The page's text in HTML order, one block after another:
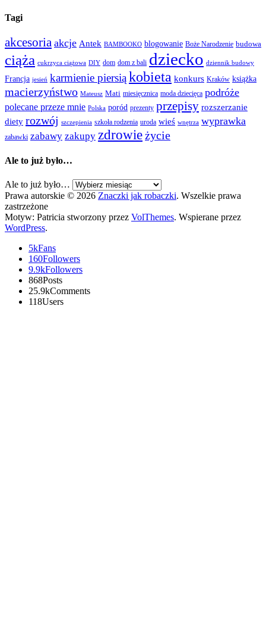
Tagi
akcesoria akcje Antek BAMBOOKO blogowanie Boże Narodzenie budowa
ciąża cukrzyca ciążowa DIY dom dom z bali dziecko dziennik budowy
Francja jesień karmienie piersiąkobieta konkurs Kraków książka
macierzyństwo Mateusz Mati miesięcznica moda dziecięca podróże
polecane przeze mnie Polska poród prezenty przepisy rozszerzanie
diety rozwój szczepienia szkoła rodzenia uroda wieś wnętrza wyprawka
zabawki zabawy zakupy zdrowieżycie
Ale to już było…
Ale to już było…
Prawa autorskie © 2026 Znaczki jak robaczki. Wszelkie prawa
zastrzeżone
Motyw: Patricia stworzony przez VolThemes. Wspierane przez
WordPress.
5kFans
160Followers
9.9kFollowers
868Posts
25.9kComments
118Users